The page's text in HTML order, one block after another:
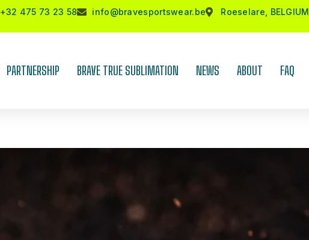
+32 475 73 23 58 info@bravesportswear.be Roeselare, BELGIUM
PARTNERSHIP BRAVE TRUE SUBLIMATION NEWS ABOUT FAQ